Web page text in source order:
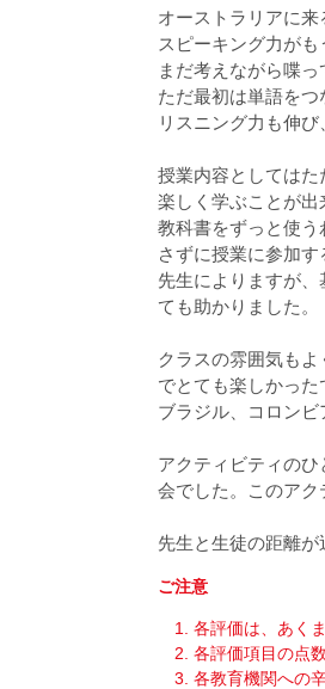
オーストラリアに来
スピーキング力が
まだ考えながら喋っ
ただ最初は単語をつ
リスニング力も伸
授業内容としてはた
楽しく学ぶことが出
教科書をずっと使
さずに授業に参加す
先生によりますが
ても助かりました。
クラスの雰囲気も
でとても楽しかった
ブラジル、コロンビ
アクティビティの
会でした。このアク
先生と生徒の距離が
ご注意
各評価は、あく
各評価項目の点
各教育機関への